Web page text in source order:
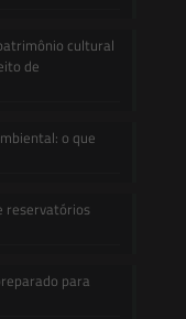
cultural
de
o que
reservatórios
para